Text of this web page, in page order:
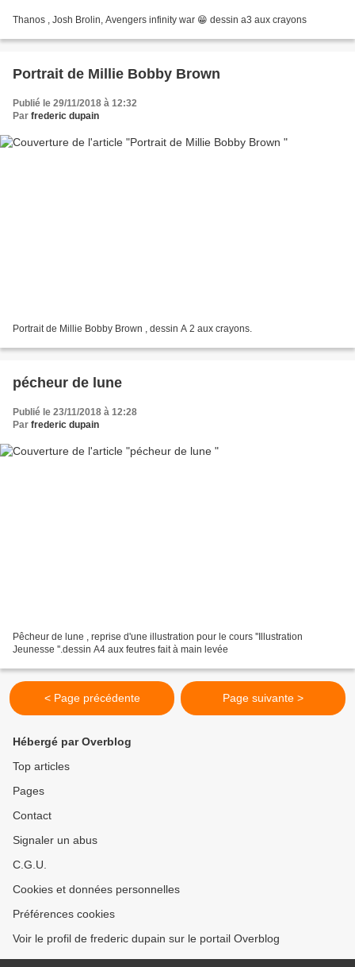
Thanos , Josh Brolin, Avengers infinity war 😁 dessin a3 aux crayons
Portrait de Millie Bobby Brown
Publié le 29/11/2018 à 12:32
Par frederic dupain
Portrait de Millie Bobby Brown , dessin A 2 aux crayons.
pécheur de lune
Publié le 23/11/2018 à 12:28
Par frederic dupain
Pêcheur de lune , reprise d'une illustration pour le cours ''Illustration
Jeunesse ''.dessin A4 aux feutres fait à main levée
< Page précédente Page suivante >
Hébergé par Overblog
Top articles
Pages
Contact
Signaler un abus
C.G.U.
Cookies et données personnelles
Préférences cookies
Voir le profil de frederic dupain sur le portail Overblog